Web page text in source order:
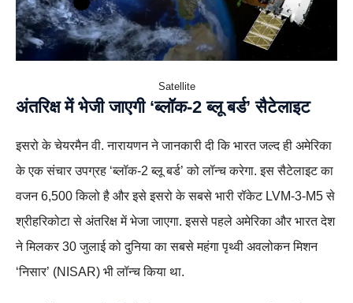
Satellite
अंतरिक्ष में भेजी जाएगी ‘ब्लॉक-2 ब्लू बर्ड’ सैटेलाइट
इसरो के चेयरमैन वी. नारायणन ने जानकारी दी कि भारत जल्द ही अमेरिका
के एक संचार उपग्रह ‘ब्लॉक-2 ब्लू बर्ड’ को लॉन्च करेगा. इस सैटेलाइट का
वजन 6,500 किलो है और इसे इसरो के सबसे भारी रॉकेट LVM-3-M5 से
श्रीहरिकोटा से अंतरिक्ष में भेजा जाएगा. इससे पहले अमेरिका और भारत देश
ने मिलकर 30 जुलाई को दुनिया का सबसे महंगा पृथ्वी अवलोकन मिशन
‘निसार’ (NISAR) भी लॉन्च किया था.